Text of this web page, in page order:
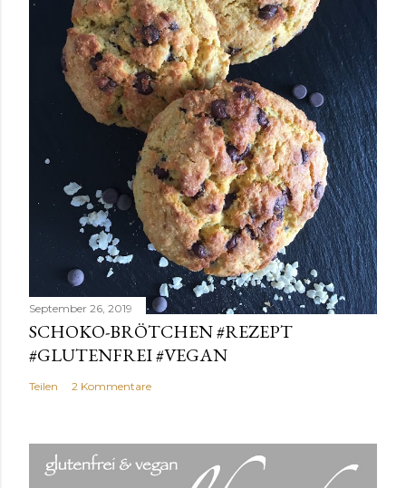
September 26, 2019
SCHOKO-BRÖTCHEN #REZEPT
#GLUTENFREI #VEGAN
Teilen 2 Kommentare